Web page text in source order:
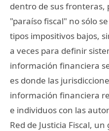
dentro de sus fronteras,
"paraíso fiscal" no sólo
tipos impositivos bajos,
a veces para definir
información financiera
es donde las
información financiera
e individuos con las
Red de Justicia Fiscal,